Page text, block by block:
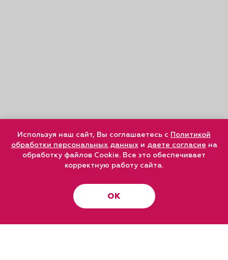
Используя наш сайт, Вы соглашаетесь с Политикой
обработки персональных данныхи даете согласие на
обработку файлов Cookie. Все это обеспечивает
корректную работу сайта.
ОК